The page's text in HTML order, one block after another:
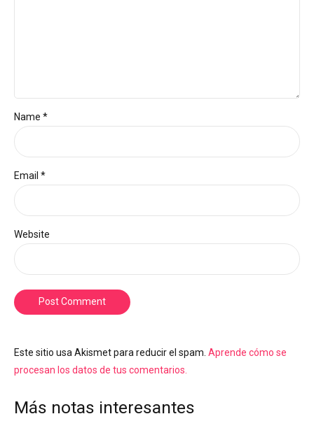
Name *
Email *
Website
Post Comment
Este sitio usa Akismet para reducir el spam. Aprende cómo se
procesan los datos de tus comentarios.
Más notas interesantes